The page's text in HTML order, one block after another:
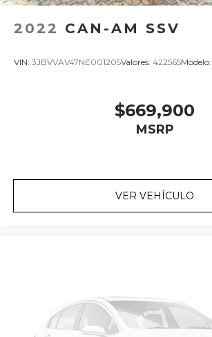
2022 CAN-AM SSV
VIN: 3JBVVAV47NE001205Valores: 422565Modelo:
$669,900
MSRP
VER VEHÍCULO